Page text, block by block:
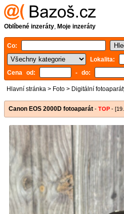
Oblíbené inzeráty, Moje inzeráty
Co:
Lokalita:
Cena od:
- do:
Hlavní stránka > Foto > Digitální
Canon EOS 2000D fotoaparát - TOP -